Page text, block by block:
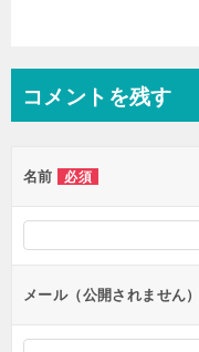
コメントを残す
名前 必須
メール（公開されません）